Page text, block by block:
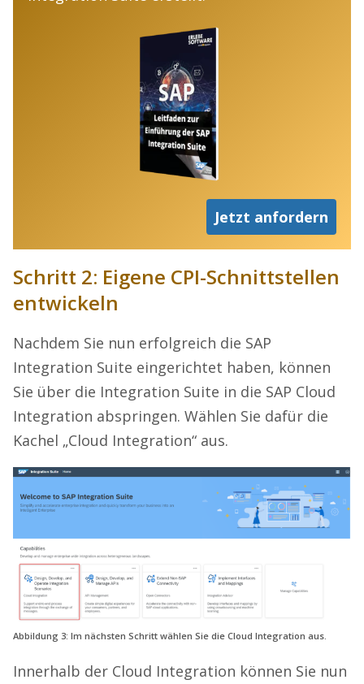
Jetzt anfordern
Schritt 2: Eigene CPI-Schnittstellen
entwickeln
Nachdem Sie nun erfolgreich die SAP
Integration Suite eingerichtet haben, können
Sie über die Integration Suite in die SAP Cloud
Integration abspringen. Wählen Sie dafür die
Kachel „Cloud Integration“ aus.
Abbildung 3: Im nächsten Schritt wählen Sie die Cloud Integration aus.
Innerhalb der Cloud Integration können Sie nun